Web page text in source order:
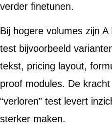
verder finetunen.
Bij hogere volumes zijn
test bijvoorbeeld
tekst, pricing layout,
proof modules. De
“verloren” test levert
sterker maken.